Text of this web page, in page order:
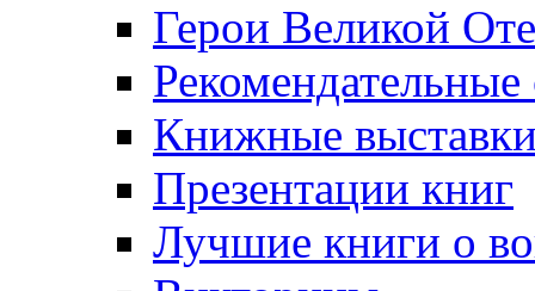
Герои Великой
Рекомендательные
Книжные
Презентации книг
Лучшие книги о